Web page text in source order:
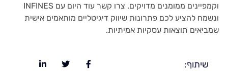
וקמפיינים ממומנים מדויקים. צרו קשר עוד היום עם INFINES
ונשמח להציע לכם פתרונות שיווק דיגיטליים מותאמים אישית
שמביאים תוצאות עסקיות אמיתיות.
שיתוף: